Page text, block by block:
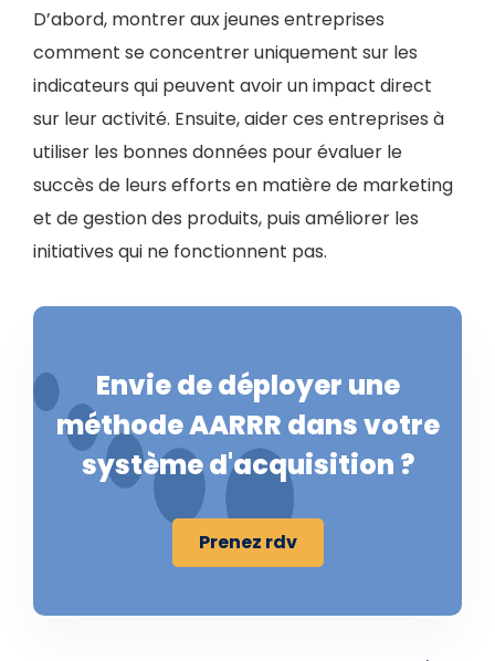
D’abord, montrer aux jeunes entreprises
comment se concentrer uniquement sur les
indicateurs qui peuvent avoir un impact direct
sur leur activité. Ensuite, aider ces entreprises à
utiliser les bonnes données pour évaluer le
succès de leurs efforts en matière de marketing
et de gestion des produits, puis améliorer les
initiatives qui ne fonctionnent pas.
Envie de déployer une
méthode AARRR dans votre
système d'acquisition ?
Prenez rdv